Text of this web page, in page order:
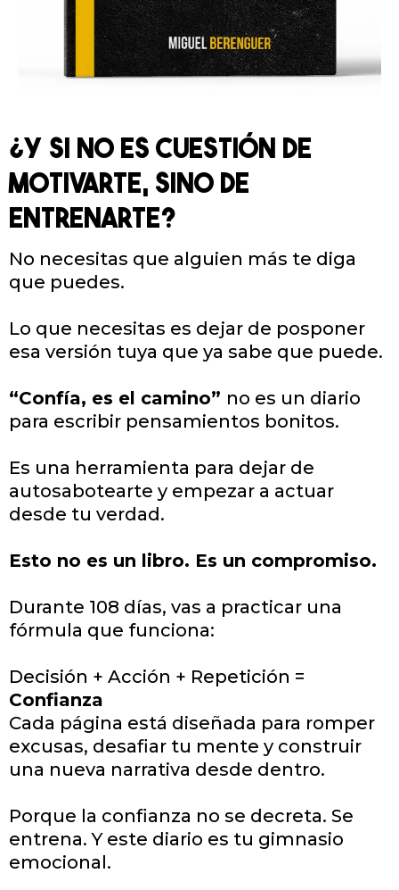
¿Y SI NO ES CUESTIÓN DE
MOTIVARTE, SINO DE
ENTRENARTE?
No necesitas que alguien más te diga
que puedes.
Lo que necesitas es dejar de posponer
esa versión tuya que ya sabe que puede.
“Confía, es el camino” no es un diario
para escribir pensamientos bonitos.
Es una herramienta para dejar de
autosabotearte y empezar a actuar
desde tu verdad.
Esto no es un libro. Es un compromiso.
Durante 108 días, vas a practicar una
fórmula que funciona:
Decisión + Acción + Repetición =
Confianza
Cada página está diseñada para romper
excusas, desafiar tu mente y construir
una nueva narrativa desde dentro.
Porque la confianza no se decreta. Se
entrena. Y este diario es tu gimnasio
emocional​.